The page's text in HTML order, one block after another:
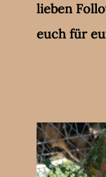
lieben
euch für